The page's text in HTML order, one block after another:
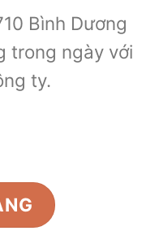
Bình Dương
trong ngày với
ty.
Bình Dương số